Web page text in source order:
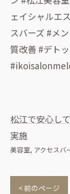
ェイシャルエ
スバーズ #メ
質改善 #デト
松江で安心し
実施
美容室 アクセスバ
< 前のページ